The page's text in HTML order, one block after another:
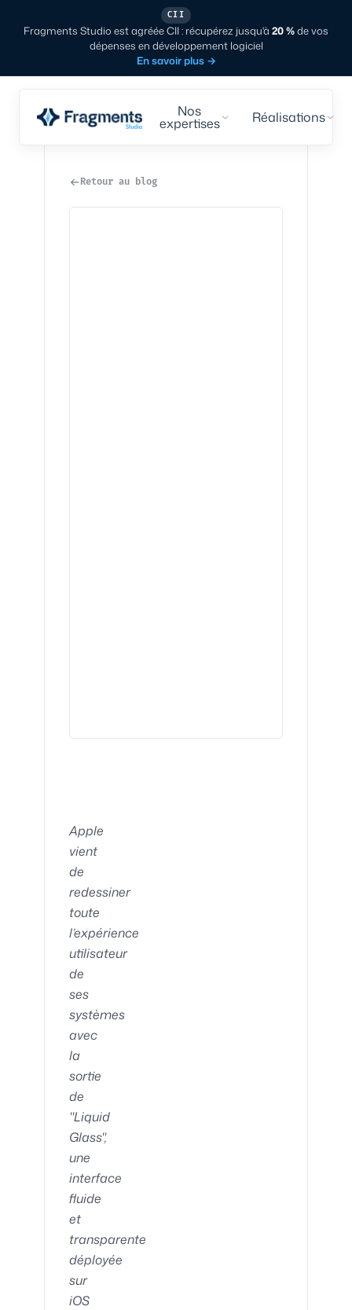
CII
Fragments Studio est agréée CII : récupérez jusqu'à 20 %de vos
dépenses en développement logiciel
En savoir plus →
Nos
expertises Réalisations
Retour au blog
Apple
vient
de
redessiner
toute
l’expérience
utilisateur
de
ses
systèmes
avec
la
sortie
de
"Liquid
Glass",
une
interface
fluide
et
transparente
déployée
sur
iOS